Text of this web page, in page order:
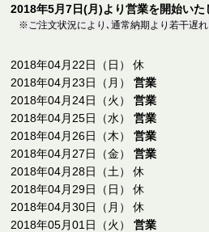
2018年5月7日(月)より営業を開始いた
※ご注文状況により､通常納期より若干遅
2018年04月22日（日） 休
2018年04月23日（月） 営業
2018年04月24日（火） 営業
2018年04月25日（水） 営業
2018年04月26日（木） 営業
2018年04月27日（金） 営業
2018年04月28日（土） 休
2018年04月29日（日） 休
2018年04月30日（月） 休
2018年05月01日（火） 営業